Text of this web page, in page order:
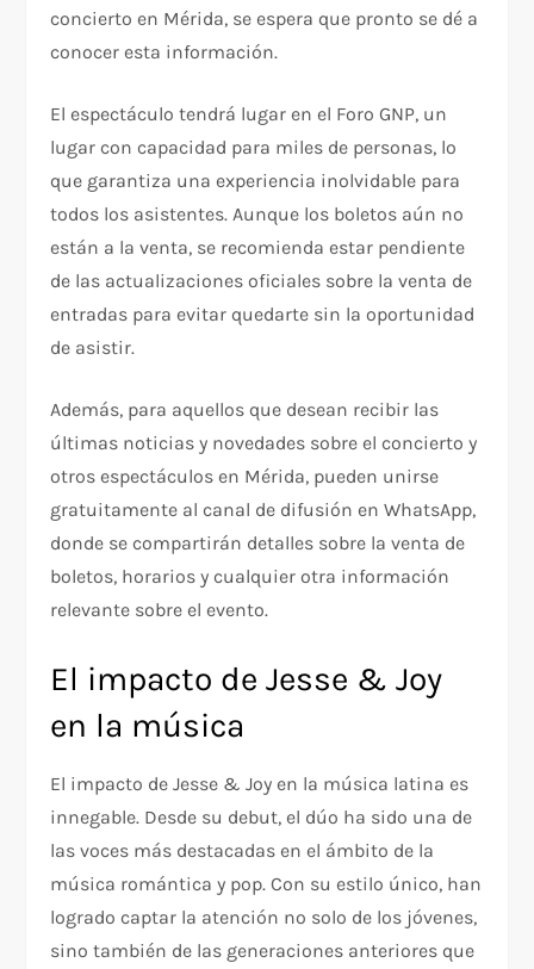
concierto en Mérida, se espera que pronto se dé a
conocer esta información.
El espectáculo tendrá lugar en el Foro GNP, un
lugar con capacidad para miles de personas, lo
que garantiza una experiencia inolvidable para
todos los asistentes. Aunque los boletos aún no
están a la venta, se recomienda estar pendiente
de las actualizaciones oficiales sobre la venta de
entradas para evitar quedarte sin la oportunidad
de asistir.
Además, para aquellos que desean recibir las
últimas noticias y novedades sobre el concierto y
otros espectáculos en Mérida, pueden unirse
gratuitamente al canal de difusión en WhatsApp,
donde se compartirán detalles sobre la venta de
boletos, horarios y cualquier otra información
relevante sobre el evento.
El impacto de Jesse & Joy
en la música
El impacto de Jesse & Joy en la música latina es
innegable. Desde su debut, el dúo ha sido una de
las voces más destacadas en el ámbito de la
música romántica y pop. Con su estilo único, han
logrado captar la atención no solo de los jóvenes,
sino también de las generaciones anteriores que